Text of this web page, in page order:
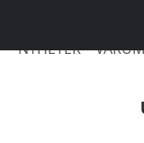
NYHETER